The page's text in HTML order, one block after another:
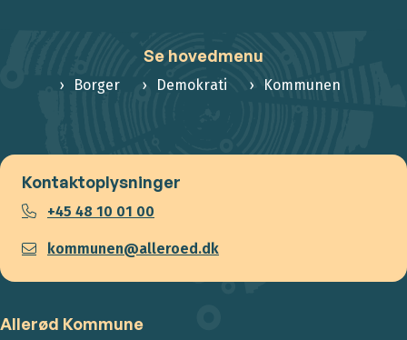
Se hovedmenu
Borger Demokrati Kommunen
Kontaktoplysninger
+45 48 10 01 00
kommunen@alleroed.dk
Allerød Kommune